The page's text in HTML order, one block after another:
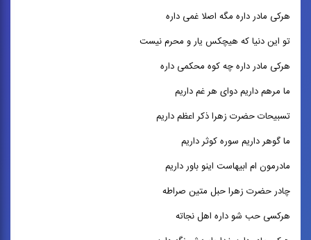
هرکی مادر داره مگه اصلا غمی داره
تو این دنیا که هیچکس یار و محرم نیست
هرکی مادر داره چه کوه محکمی داره
ما مرهم داریم دوای هر غم داریم
تسبیحات حضرت زهرا ذکر اعظم داریم
ما گوهر داریم سوره کوثر داریم
مادرمون ام ابیهاست اینو باور داریم
چادر حضرت زهرا حبل متین صراطه
هرکسی حب شو داره اهل نجاته